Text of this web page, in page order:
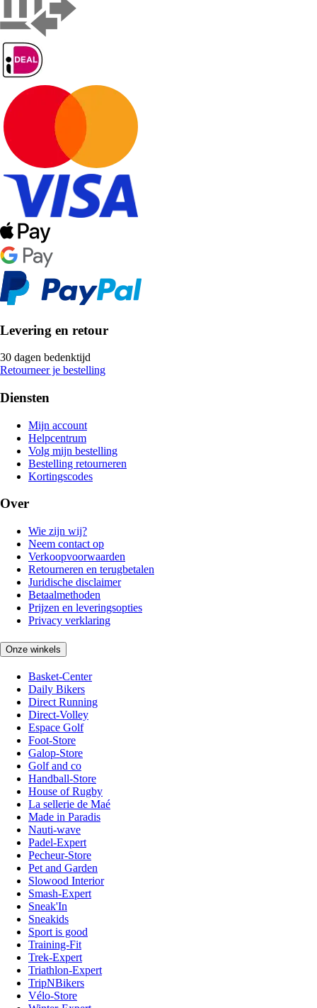
Levering en retour
30 dagen bedenktijd
Retourneer je bestelling
Diensten
Mijn account
Helpcentrum
Volg mijn bestelling
Bestelling retourneren
Kortingscodes
Over
Wie zijn wij?
Neem contact op
Verkoopvoorwaarden
Retourneren en terugbetalen
Juridische disclaimer
Betaalmethoden
Prijzen en leveringsopties
Privacy verklaring
Onze winkels
Basket-Center
Daily Bikers
Direct Running
Direct-Volley
Espace Golf
Foot-Store
Galop-Store
Golf and co
Handball-Store
House of Rugby
La sellerie de Maé
Made in Paradis
Nauti-wave
Padel-Expert
Pecheur-Store
Pet and Garden
Slowood Interior
Smash-Expert
Sneak'In
Sneakids
Sport is good
Training-Fit
Trek-Expert
Triathlon-Expert
TripNBikers
Vélo-Store